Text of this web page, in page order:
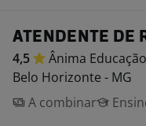
ATENDENTE DE
4,5 Ânima Educação
Belo Horizonte - MG
A combinar